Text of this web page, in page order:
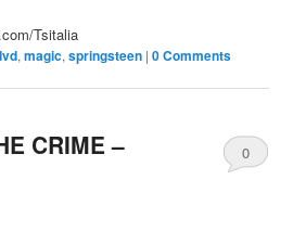
Tsitalia
,magic,springsteen |0 Comments
CRIME –
0